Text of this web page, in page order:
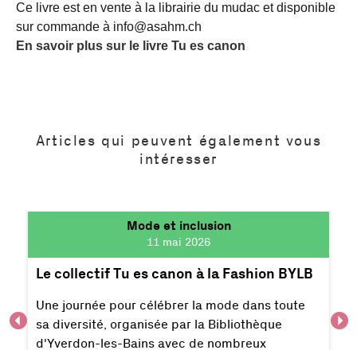
Ce livre est en vente à la librairie du mudac et disponible
sur commande à info@asahm.ch
En savoir plus sur le livre Tu es canon
Articles qui peuvent également vous
intéresser
Mode et inclusion
11 mai 2026
Le collectif Tu es canon à la Fashion BYLB
Une journée pour célébrer la mode dans toute
sa diversité, organisée par la Bibliothèque
d'Yverdon-les-Bains avec de nombreux